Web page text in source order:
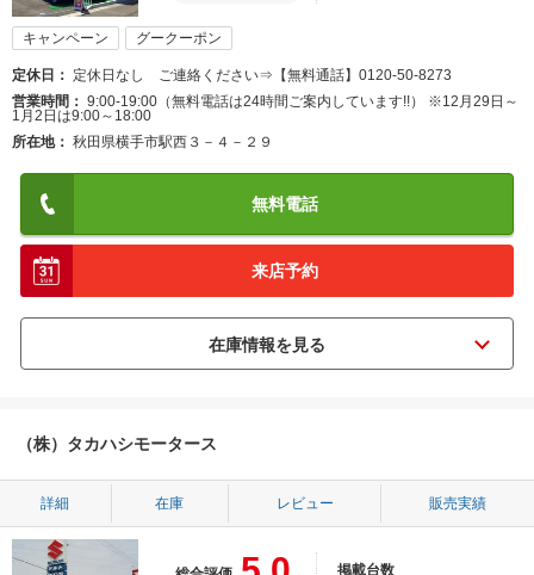
キャンペーン グークーポン
定休日
定休日なし ご連絡ください⇒【無料通話】0120-50-8273
営業時間
9:00-19:00（無料電話は24時間ご案内しています!!） ※12月29日～
1月2日は9:00～18:00
所在地
秋田県横手市駅西３－４－２９
無料電話
来店予約
（株）タカハシモータース
詳細 在庫 レビュー 販売実績
掲載台数